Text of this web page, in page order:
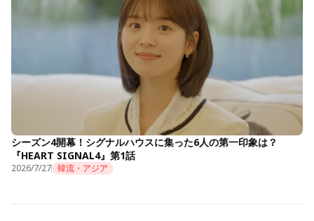
シーズン4開幕！シグナルハウスに集った6人の第一印象は？
『HEART SIGNAL4』第1話
2026/7/27 韓流・アジア